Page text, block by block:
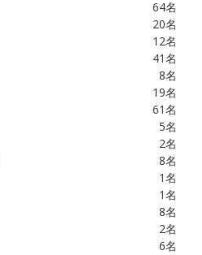
64名
20名
12名
41名
8名
19名
61名
5名
2名
8名
1名
1名
8名
2名
6名